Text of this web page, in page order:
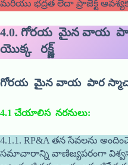
మరియు భద్రత లేదా ప్రాజెక్ట్
4.0. గోరయ మైన వాయ
యొక్క రక్ష్ణ్
గోరయ మైన వాయ పార
4.1 చేయాలిస నరనులు:
4.1.1. RP&A తన సేవలను
సమాచారాన్ని వాణిజ్యపరంగా